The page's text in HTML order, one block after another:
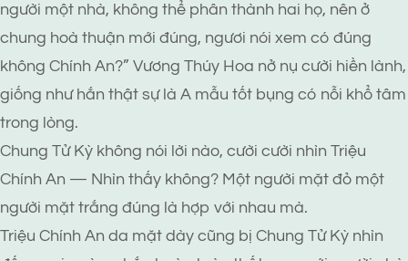
người một nhà, không thể phân thành hai họ, nên ở
chung hoà thuận mới đúng, ngươi nói xem có đúng
không Chính An?” Vương Thúy Hoa nở nụ cười hiền lành,
giống như hắn thật sự là A mẫu tốt bụng có nỗi khổ tâm
trong lòng.
Chung Tử Kỳ không nói lời nào, cười cười nhìn Triệu
Chính An — Nhìn thấy không? Một người mặt đỏ một
người mặt trắng đúng là hợp với nhau mà.
Triệu Chính An da mặt dày cũng bị Chung Tử Kỳ nhìn